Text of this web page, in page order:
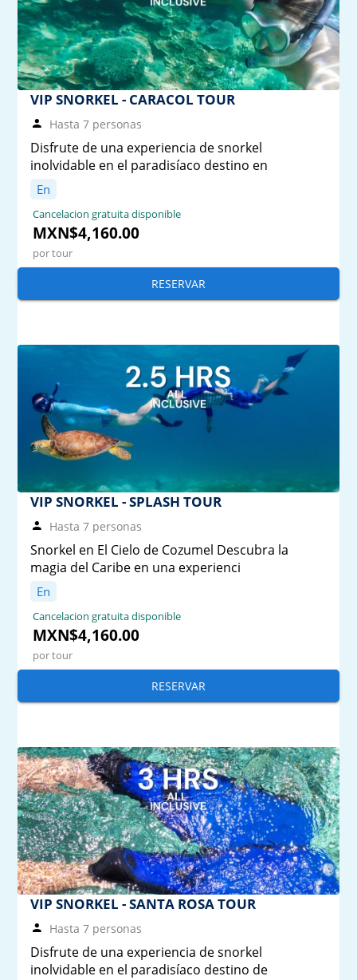
VIP SNORKEL - CARACOL TOUR
Hasta 7 personas
Disfrute de una experiencia de snorkel
inolvidable en el paradisíaco destino en
En
Cancelacion gratuita disponible
MXN$4,160.00
por tour
RESERVAR
VIP SNORKEL - SPLASH TOUR
Hasta 7 personas
Snorkel en El Cielo de Cozumel Descubra la
magia del Caribe en una experienci
En
Cancelacion gratuita disponible
MXN$4,160.00
por tour
RESERVAR
VIP SNORKEL - SANTA ROSA TOUR
Hasta 7 personas
Disfrute de una experiencia de snorkel
inolvidable en el paradisíaco destino de